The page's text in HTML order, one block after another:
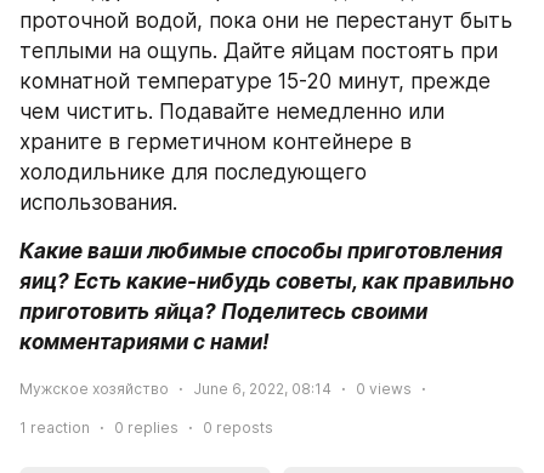
проточной водой, пока они не перестанут быть
теплыми на ощупь. Дайте яйцам постоять при
комнатной температуре 15-20 минут, прежде
чем чистить. Подавайте немедленно или
храните в герметичном контейнере в
холодильнике для последующего
использования.
Какие ваши любимые способы приготовления
яиц? Есть какие-нибудь советы, как правильно
приготовить яйца? Поделитесь своими
комментариями с нами!
Мужское хозяйство June 6, 2022, 08:14 0 views
1 reaction 0 replies 0 reposts